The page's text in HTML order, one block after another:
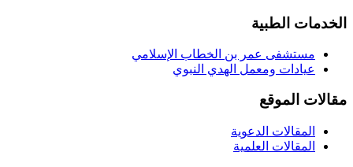
الخدمات الطبية
مستشفى عمر بن الخطاب الإسلامي
عيادات ومعمل الهدي النبوي
مقالات الموقع
المقالات الدعوية
المقالات العلمية